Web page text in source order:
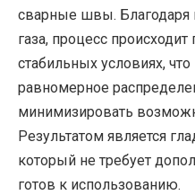
сварные швы. Благодаря
газа, процесс
стабильных условиях,
равномерное
минимизировать
Результатом является
который не требует
готов к использованию.